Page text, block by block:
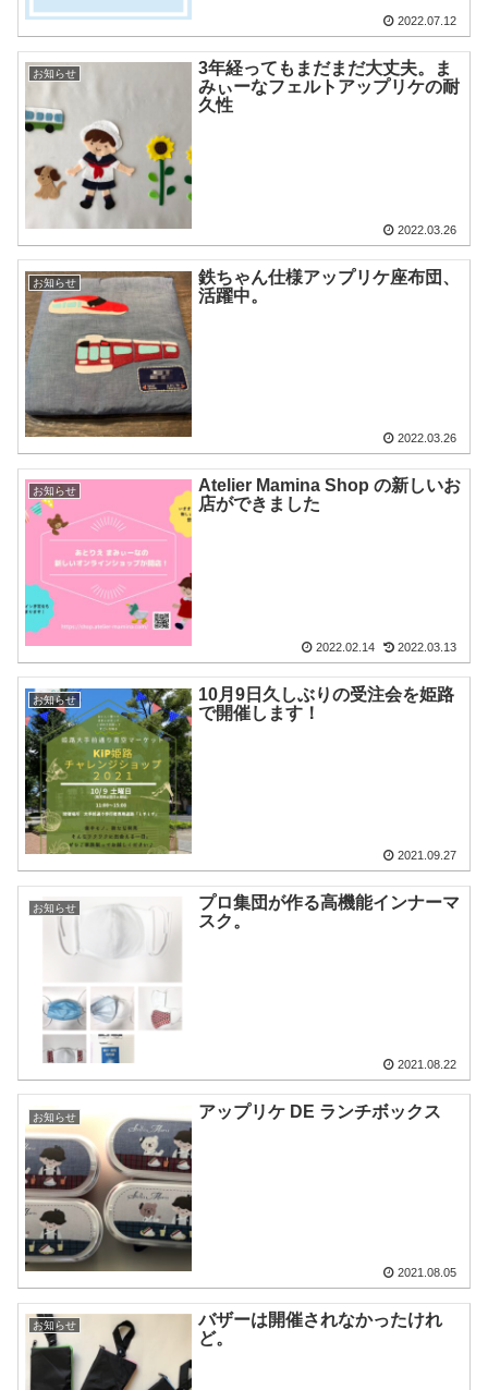
2022.07.12
お知らせ
3年経ってもまだまだ大丈夫。ま
みぃーなフェルトアップリケの耐
久性
2022.03.26
お知らせ
鉄ちゃん仕様アップリケ座布団、
活躍中。
2022.03.26
お知らせ
Atelier Mamina Shop の新しいお
店ができました
2022.02.14 2022.03.13
お知らせ
10月9日久しぶりの受注会を姫路
で開催します！
2021.09.27
お知らせ
プロ集団が作る高機能インナーマ
スク。
2021.08.22
お知らせ アップリケ DE ランチボックス
2021.08.05
お知らせ
バザーは開催されなかったけれ
ど。